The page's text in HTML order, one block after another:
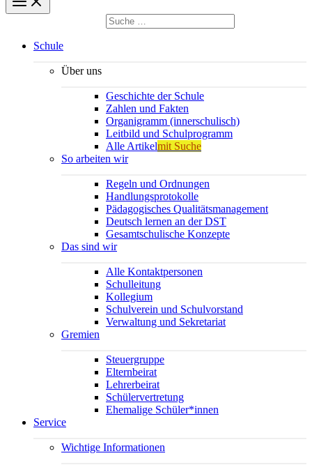
Suchen
nach:
Schule
Über uns
Geschichte der Schule
Zahlen und Fakten
Organigramm (innerschulisch)
Leitbild und Schulprogramm
Alle Artikelmit Suche
So arbeiten wir
Regeln und Ordnungen
Handlungsprotokolle
Pädagogisches Qualitätsmanagement
Deutsch lernen an der DST
Gesamtschulische Konzepte
Das sind wir
Alle Kontaktpersonen
Schulleitung
Kollegium
Schulverein und Schulvorstand
Verwaltung und Sekretariat
Gremien
Steuergruppe
Elternbeirat
Lehrerbeirat
Schülervertretung
Ehemalige Schüler*innen
Service
Wichtige Informationen